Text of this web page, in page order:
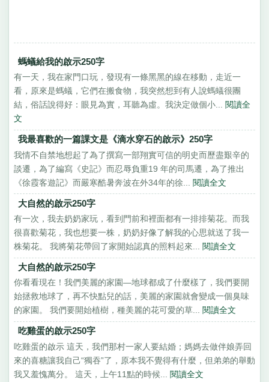
螞蟻給我的啟示250字
有一天，我在家門口玩，發現有一條黑黑的線在移動，走近一
看，原來是螞蟻，它們在搬食物，我突然想到有人說螞蟻很團
結，俗話說得好：眼見為實，耳聽為虛。我決定做個小... 閱讀全
文
我最喜歡的一篇課文是《滴水穿石的啟示》250字
我情不自禁地想起了為了撰寫一部翔實可信的明史而歷盡艱辛的
談遷，為了編寫《史記》而忍辱負重19 年的司馬遷，為了推出
《徐霞客遊記》而嚴寒酷暑奔波在外34年的徐... 閱讀全文
大自然的啟示250字
有一次，我去奶奶家玩，看到門前和裡面都有一排排菊花。而我
很喜歡菊花，我也想要一株，奶奶好像了解我的心思就送了我一
株菊花。 我將菊花帶回了家開始認真的照料起來... 閱讀全文
大自然的啟示250字
你看看現在！我們美麗的家園—地球都成了什麼樣了，我們要開
始拯救地球了，再不快點兒的話，美麗的家園就會變成一個臭味
的家園。 我們要開始植樹，種美麗的花可愛的草... 閱讀全文
吃雞蛋的啟示250字
吃雞蛋的啟示 這天，我們那村一家人要結婚；媽媽去做伴娘弄回
來的喜糖讓我自己“獨吞”了，原本我不覺得有什麼，但弟弟的舉動
我又羞愧萬分。 這天，上午11點的時候... 閱讀全文